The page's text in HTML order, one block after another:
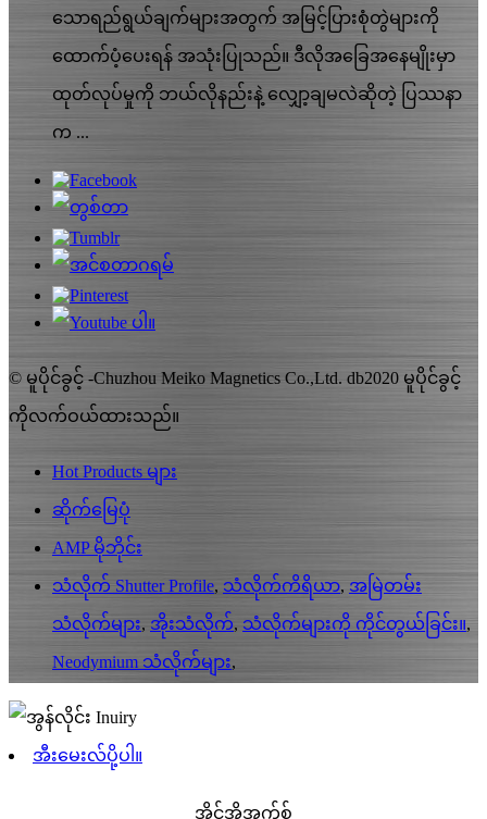
သောရည်ရွယ်ချက်များအတွက် အမြင့်ပြားစုံတွဲများကို
ထောက်ပံ့ပေးရန် အသုံးပြုသည်။ ဒီလိုအခြေအနေမျိုးမှာ
ထုတ်လုပ်မှုကို ဘယ်လိုနည်းနဲ့ လျှော့ချမလဲဆိုတဲ့ ပြဿနာ
က ...
© မူပိုင်ခွင့် -Chuzhou Meiko Magnetics Co.,Ltd. db2020 မူပိုင်ခွင့်
ကိုလက်ဝယ်ထားသည်။
Hot Products များ
ဆိုက်မြေပုံ
AMP မိုဘိုင်း
သံလိုက် Shutter Profile, သံလိုက်ကိရိယာ, အမြဲတမ်း
သံလိုက်များ, အိုးသံလိုက်, သံလိုက်များကို ကိုင်တွယ်ခြင်း။,
Neodymium သံလိုက်များ,
အီးမေးလ်ပို့ပါ။
အိုင်အိုအက်စ်